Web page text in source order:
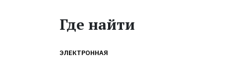
Где найти
ЭЛЕКТРОННАЯ